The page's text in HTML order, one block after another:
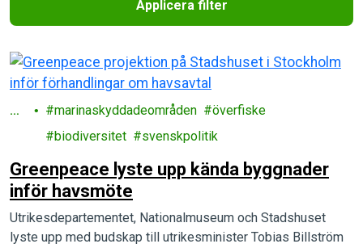
Applicera filter
Filtered results
Ha
marinaskyddadeområden
överfiske
biodiversitet
svenskpolitik
Greenpeace lyste upp kända byggnader
inför havsmöte
Utrikesdepartementet, Nationalmuseum och Stadshuset
lyste upp med budskap till utrikesminister Tobias Billström